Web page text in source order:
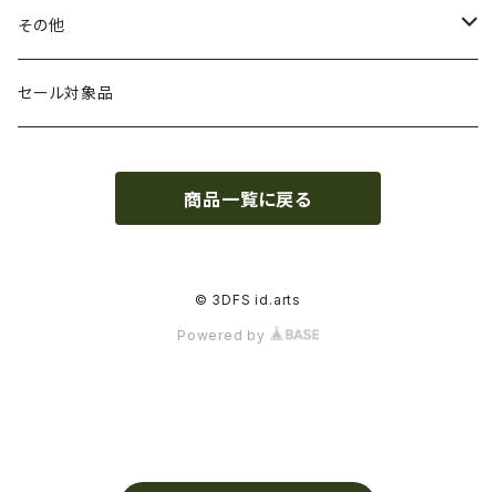
HIPS（スチレン系樹脂）
HTPLA
PA（ナイロン）
絶縁性
静電気放電（ESD）
アレルギー物質フリー
フィラメント径：2.85mm
スプール単位
Bambuコイル対応
3DFuel
3DLAC
フィラメント乾燥機
クリーニング
その他
交換用スプール
セール対象品
商品一覧に戻る
© 3DFS id.arts
Powered by